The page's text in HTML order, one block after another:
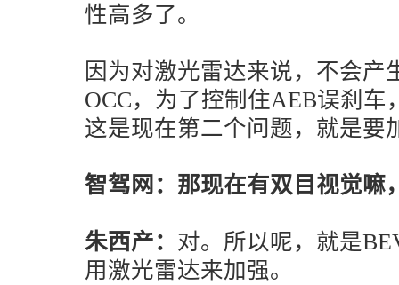
性高多了。
因为对激光雷达来说，不会产
OCC，为了控制住AEB误刹
这是现在第二个问题，就是要
智驾网：那现在有双目视觉嘛
朱西产： 对。所以呢，就是
用激光雷达来加强。